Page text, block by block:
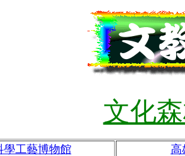
文化
學工藝博物館
高